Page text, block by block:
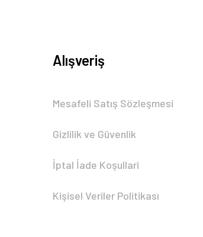
Alışveriş
Mesafeli Satış Sözleşmesi
Gizlilik ve Güvenlik
İptal İade Koşullari
Kişisel Veriler Politikası